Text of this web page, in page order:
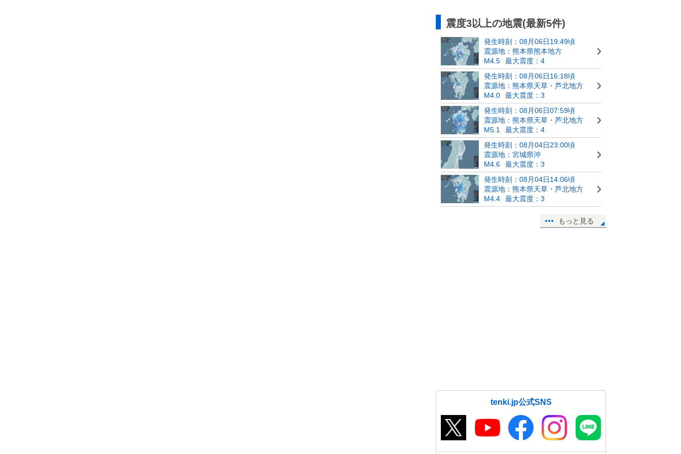
震度3以上の地震(最新5件)
発生時刻：08月06日19:49頃
震源地：熊本県熊本地方
M4.5
最大震度：4
発生時刻：08月06日16:18頃
震源地：熊本県天草・芦北地方
M4.0
最大震度：3
発生時刻：08月06日07:59頃
震源地：熊本県天草・芦北地方
M5.1
最大震度：4
発生時刻：08月04日23:00頃
震源地：宮城県沖
M4.6
最大震度：3
発生時刻：08月04日14:06頃
震源地：熊本県天草・芦北地方
M4.4
最大震度：3
もっと見る
tenki.jp公式SNS